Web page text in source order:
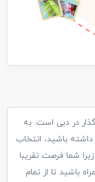
گشت‌وگذار در دبی است. به
باشید، انتخاب
زیرا شما فرصت تقریبا
باشید تا از تمام